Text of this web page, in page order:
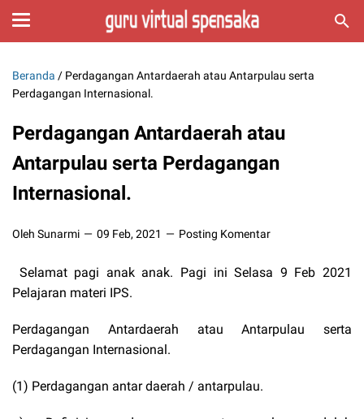
Beranda / Perdagangan Antardaerah atau Antarpulau serta
Perdagangan Internasional.
Perdagangan Antardaerah atau
Antarpulau serta Perdagangan
Internasional.
Oleh Sunarmi 09 Feb, 2021 Posting Komentar
Selamat pagi anak anak. Pagi ini Selasa 9 Feb 2021
Pelajaran materi IPS.
Perdagangan Antardaerah atau Antarpulau serta
Perdagangan Internasional.
(1) Perdagangan antar daerah / antarpulau.